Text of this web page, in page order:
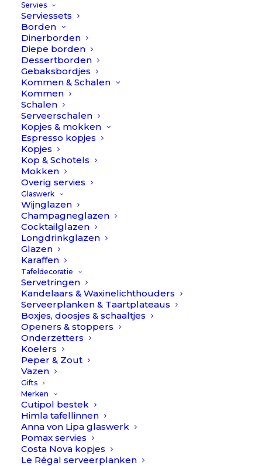
Servies
Serviessets
Borden
Dinerborden
Diepe borden
Dessertborden
Gebaksbordjes
Kommen & Schalen
Kommen
Schalen
Serveerschalen
Kopjes & mokken
Espresso kopjes
Kopjes
Kop & Schotels
Mokken
Overig servies
Glaswerk
Wijnglazen
Champagneglazen
Cocktailglazen
Longdrinkglazen
Glazen
Karaffen
Tafeldecoratie
Servetringen
Kandelaars & Waxinelichthouders
Serveerplanken & Taartplateaus
Boxjes, doosjes & schaaltjes
Openers & stoppers
Onderzetters
Koelers
Peper & Zout
Vazen
Gifts
Merken
Cutipol bestek
Himla tafellinnen
Anna von Lipa glaswerk
Pomax servies
Costa Nova kopjes
Le Régal serveerplanken
Anafi Kopje - Wit/Blauw // Pomax
Schrijf je in voor onze nieuwsbrief
Service
Klantenservice
Bestellen, Betalen & Bezorgen
Ruilen & Retourneren
Reviews & Klachtafhandeling
Veelgestelde Vragen
Contact
Over Table Things
Contact